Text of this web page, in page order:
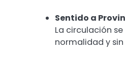
Sentido a
La circulación
normalidad y